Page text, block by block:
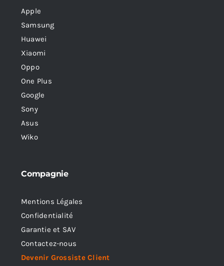
Apple
Samsung
Huawei
Xiaomi
Oppo
One Plus
Google
Sony
Asus
Wiko
Compagnie
Mentions Légales
Confidentialité
Garantie et SAV
Contactez-nous
Devenir Grossiste Client